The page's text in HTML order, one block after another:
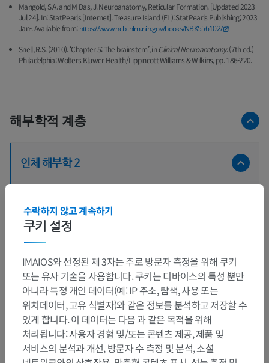
Mangold, S.A. and M Das, J. Neuroanatomy, Reticular Formation. [Updated 2023
Jul 24]. In: StatPearls [Internet]. Treasure Island (FL): StatPearls Publishing; 2023
Jan-. Available from:https://www.ncbi.nlm.nih.gov/books/NBK556102/
Snell, R.S. (2010). ‘Chapter 5: The brainstem’, inClinical Neuroanatomy. (7th ed.)
Philadelphia: Wolters Kluwer Health/Lippincott Williams & Wilkins, pp. 186-220.
해부학적 계층
인체 해부학 2
인체> 통합계통> 신경계통> 중추신경계통> 뇌>
뇌줄기
중간뇌 > 대뇌다리
중간뇌그물체
하위 구조:
쐐기모양핵
쐐기밑모양핵
쐐기속모양핵
인체 신경 해부학
쿠키 설정
수락하지 않고 계속하기
IMAIOS와 선정된 제 3자는 주로 방문자 측정을 위해 쿠키
또는 유사 기술을 사용합니다. 쿠키는 디바이스의 특성 뿐만
아니라 특정 개인 데이터(예: IP 주소, 탐색, 사용 또는
위치데이터, 고유 식별자)와 같은 정보를 분석하고 저장할 수
있게 합니다. 이 데이터는 다음 과 같은 목적을 위해
처리됩니다: 사용자 경험 및/또는 콘텐츠 제공, 제품 및
서비스의 분석과 개선, 방문자 수 측정 및 분석, 소셜